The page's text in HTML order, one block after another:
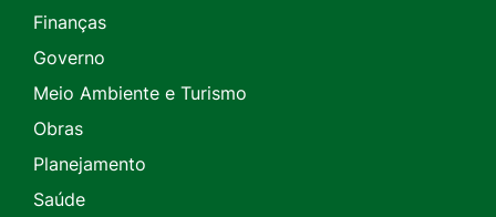
Finanças
Governo
Meio Ambiente e Turismo
Obras
Planejamento
Saúde